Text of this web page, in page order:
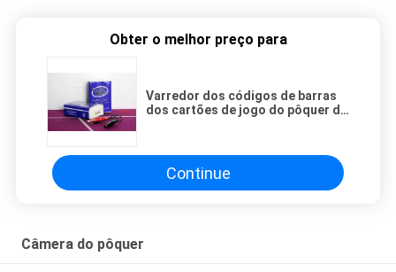
Obter o melhor preço para
Varredor dos códigos de barras
dos cartões de jogo do pôquer do
Continue
Câmera do pôquer